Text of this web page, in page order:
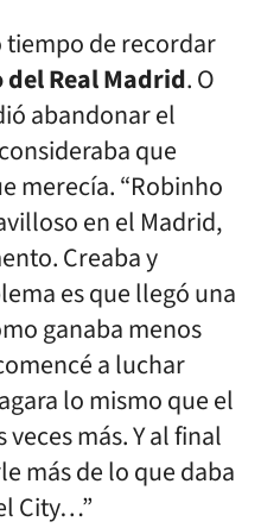
de recordar
Real Madrid. O
abandonar el
que
merecía. “Robinho
en el Madrid,
Creaba y
es que llegó una
ganaba menos
a luchar
lo mismo que el
más. Y al final
más de lo que daba
City…”